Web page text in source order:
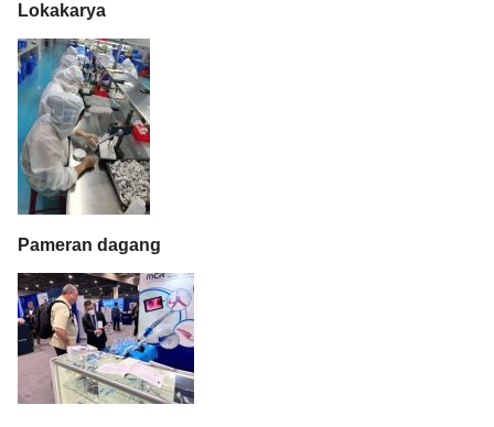
Lokakarya
Pameran dagang